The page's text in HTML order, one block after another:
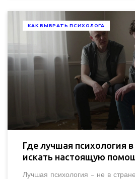
КАК ВЫБРАТЬ ПСИХОЛОГА
Где лучшая психология
искать настоящую
Лучшая психология - не в